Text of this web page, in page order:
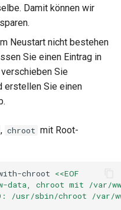
Damit können wir
Neustart nicht bestehen
Sie einen Eintrag in
Sie
erstellen Sie einen
, chroot mit Root-
chroot <<EOF
data, chroot mit /var/
/usr/sbin/chroot /var/